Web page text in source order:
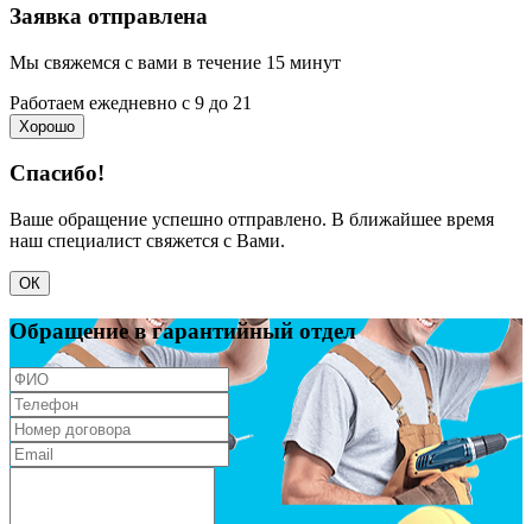
Заявка отправлена
Мы свяжемся с вами в течение 15 минут
Работаем ежедневно с 9 до 21
Хорошо
Спасибо!
Ваше обращение успешно отправлено. В ближайшее время
наш специалист свяжется с Вами.
ОК
Обращение в гарантийный отдел